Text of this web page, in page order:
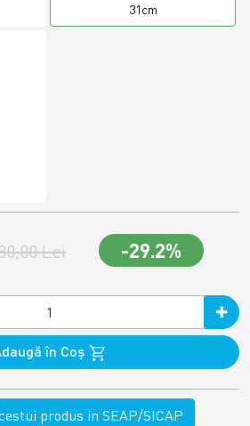
31cm
Lei -29.2%
în Coş
produs in SEAP/SICAP